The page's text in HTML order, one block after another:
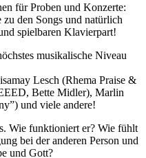
für Proben und Konzerte:
den Songs und natürlich
spielbaren Klavierpart!
musikalische Niveau
Lesch (Rhema Praise &
Bette Midler), Marlin
und viele andere!
Wie funktioniert er? Wie fühlt
bei der anderen Person und
und Gott?